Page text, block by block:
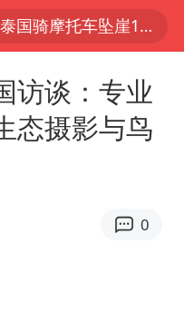
中国父女泰国骑摩托车坠崖1死1伤
面袭击贯穿浙江
告全体市民书》
上半年国内居民出游人次34.63亿
访谈：专业
态摄影与鸟
0